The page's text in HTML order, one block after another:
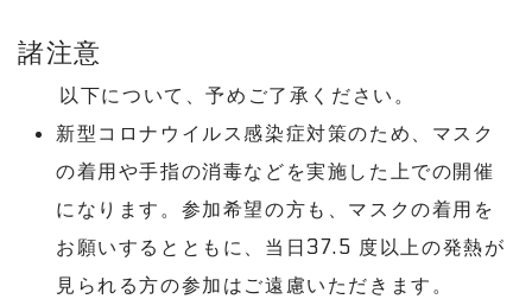
諸注意
以下について、予めご了承ください。
新型コロナウイルス感染症対策のため、マスク
の着用や手指の消毒などを実施した上での開催
になります。参加希望の方も、マスクの着用を
お願いするとともに、当日37.5 度以上の発熱が
見られる方の参加はご遠慮いただきます。